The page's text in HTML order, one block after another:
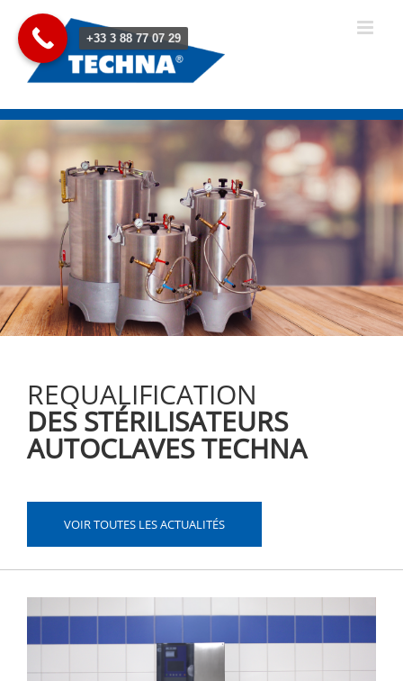
contenu
REQUALIFICATION
DES STÉRILISATEURS
AUTOCLAVES TECHNA
VOIR TOUTES LES ACTUALITÉS
+33 3 88 77 07 29